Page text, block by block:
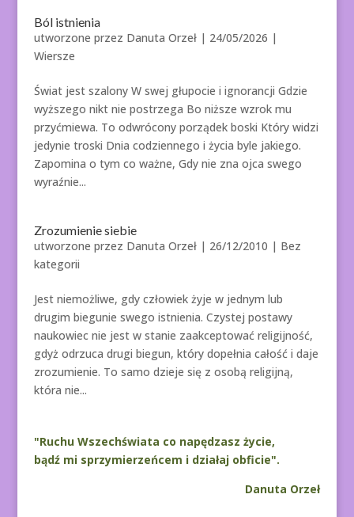
Ból istnienia
utworzone przez Danuta Orzeł| 24/05/2026 |
Wiersze
Świat jest szalony W swej głupocie i ignorancji Gdzie
wyższego nikt nie postrzega Bo niższe wzrok mu
przyćmiewa. To odwrócony porządek boski Który widzi
jedynie troski Dnia codziennego i życia byle jakiego.
Zapomina o tym co ważne, Gdy nie zna ojca swego
wyraźnie...
Zrozumienie siebie
utworzone przez Danuta Orzeł| 26/12/2010 | Bez
kategorii
Jest niemożliwe, gdy człowiek żyje w jednym lub
drugim biegunie swego istnienia. Czystej postawy
naukowiec nie jest w stanie zaakceptować religijność,
gdyż odrzuca drugi biegun, który dopełnia całość i daje
zrozumienie. To samo dzieje się z osobą religijną,
która nie...
"Ruchu Wszechświata co napędzasz życie,
bądź mi sprzymierzeńcem i działaj obficie".
Danuta Orzeł